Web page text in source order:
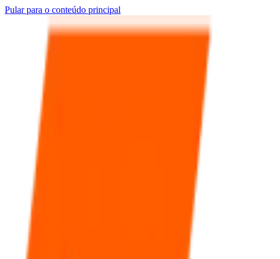
Pular para o conteúdo principal